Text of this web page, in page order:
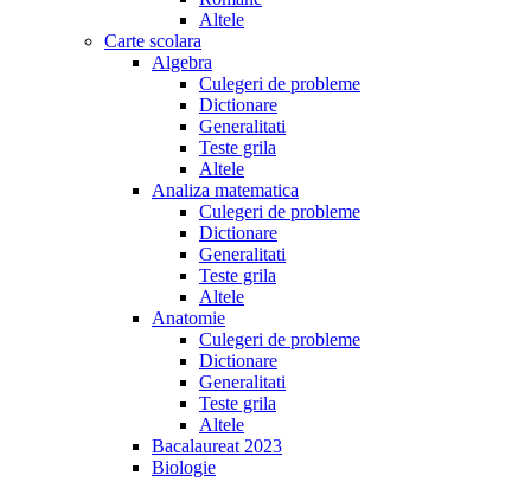
Altele
Carte scolara
Algebra
Culegeri de probleme
Dictionare
Generalitati
Teste grila
Altele
Analiza matematica
Culegeri de probleme
Dictionare
Generalitati
Teste grila
Altele
Anatomie
Culegeri de probleme
Dictionare
Generalitati
Teste grila
Altele
Bacalaureat 2023
Biologie